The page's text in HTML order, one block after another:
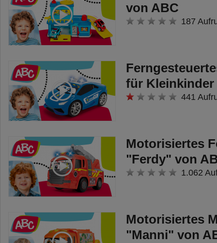
von ABC
187
für Kleinkinder
441
Motorisiertes
"Ferdy" von
1.062
Motorisiertes
"Manni" von